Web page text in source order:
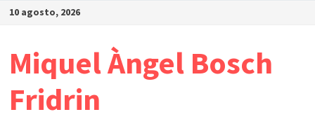
Saltar
10 agosto, 2026
Miquel Àngel Bosch
Fridrin